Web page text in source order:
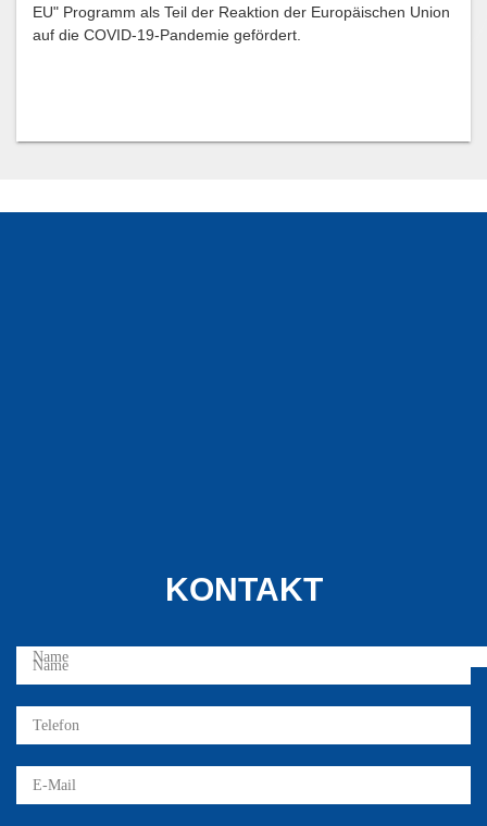
EU" Programm als Teil der Reaktion der Europäischen Union
auf die COVID-19-Pandemie gefördert.
KONTAKT